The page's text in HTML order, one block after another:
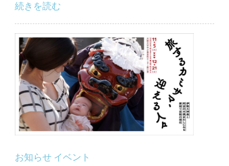
続きを読む
お知らせ イベント